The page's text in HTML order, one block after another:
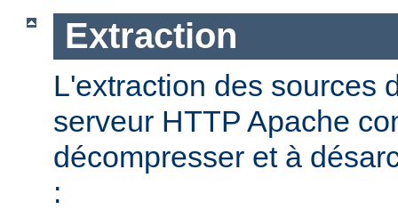
Extraction
L'extraction des sources
serveur HTTP Apache
décompresser et à
: